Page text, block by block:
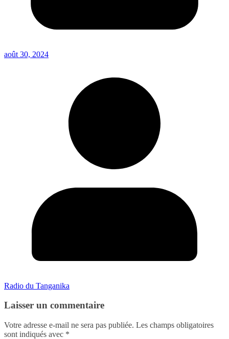
août 30, 2024
Radio du Tanganika
Laisser un commentaire
Votre adresse e-mail ne sera pas publiée. Les champs obligatoires
sont indiqués avec *